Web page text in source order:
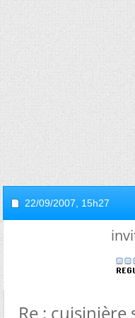
22/09/2007, 15h27
Re : cuisinière